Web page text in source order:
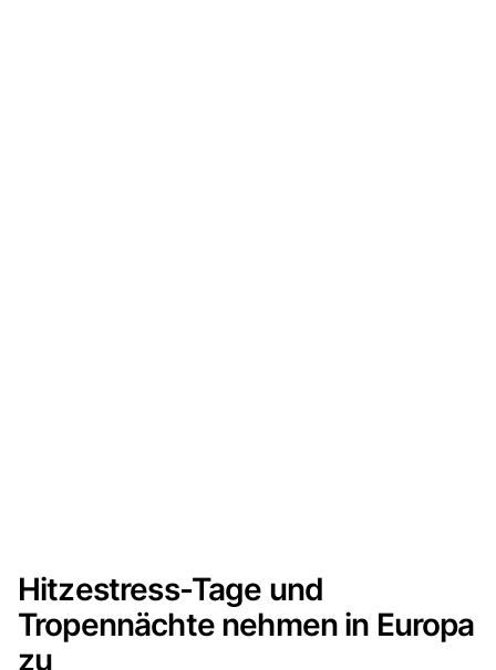
Hitzestress-Tage und
Tropennächte nehmen in Europa
zu